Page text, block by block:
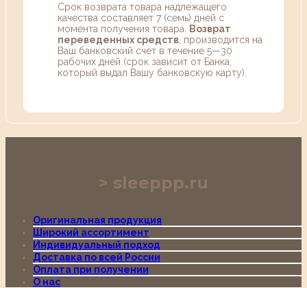
Срок возврата товара надлежащего
качества составляет 7 (семь) дней с
момента получения товара.
Возврат
переведенных средств , производится на
Ваш банковский счет в течение 5—30
рабочих дней (срок зависит от Банка,
который выдал Вашу банковскую карту).
sleeppp.ru
Оригинальная продукция
Широкий ассортимент
Индивидуальный подход
Доставка по всей России
Оплата при получении
О нас